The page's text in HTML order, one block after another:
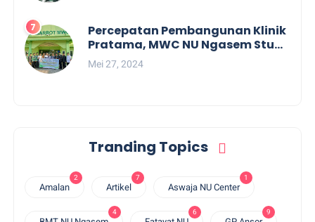
Percepatan Pembangunan Klinik
Pratama, MWC NU Ngasem Studi
Tiru ke RSI Mabarrot MWC NU
Bunga Gresik
Mei 27, 2024
Tranding Topics
Amalan
2
Artikel
7
Aswaja NU Center
1
4 6 9